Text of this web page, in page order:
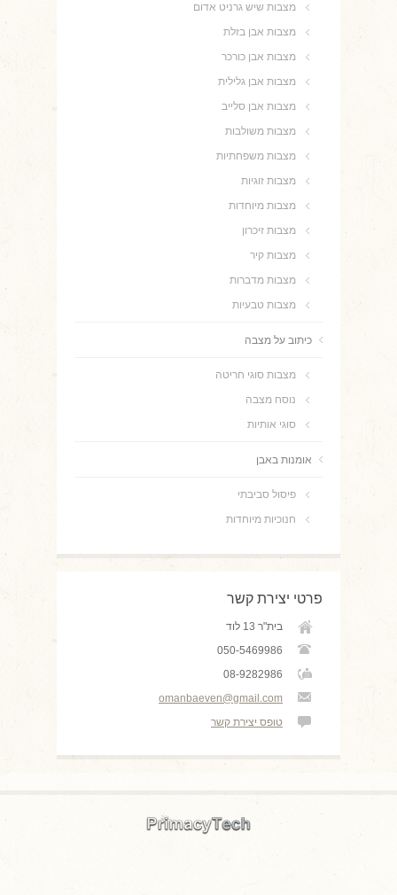
מצבות שיש גרניט אדום
מצבות אבן בזלת
מצבות אבן כורכר
מצבות אבן גלילית
מצבות אבן סלייב
מצבות משולבות
מצבות משפחתיות
מצבות זוגיות
מצבות מיוחדות
מצבות זיכרון
מצבות קיר
מצבות מדברות
מצבות טבעיות
כיתוב על מצבה
מצבות סוגי חריטה
נוסח מצבה
סוגי אותיות
אומנות באבן
פיסול סביבתי
חנוכיות מיוחדות
פרטי יצירת קשר
בית"ר 13 לוד
050-5469986
08-9282986
omanbaeven@gmail.com
טופס יצירת קשר